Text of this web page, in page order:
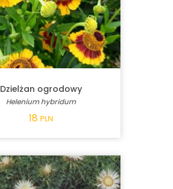
Dzielżan ogrodowy
Helenium hybridum
18 PLN